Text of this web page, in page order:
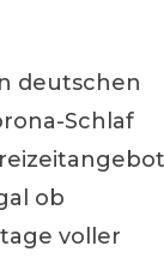
deutschen
Schlaf
ob
voller